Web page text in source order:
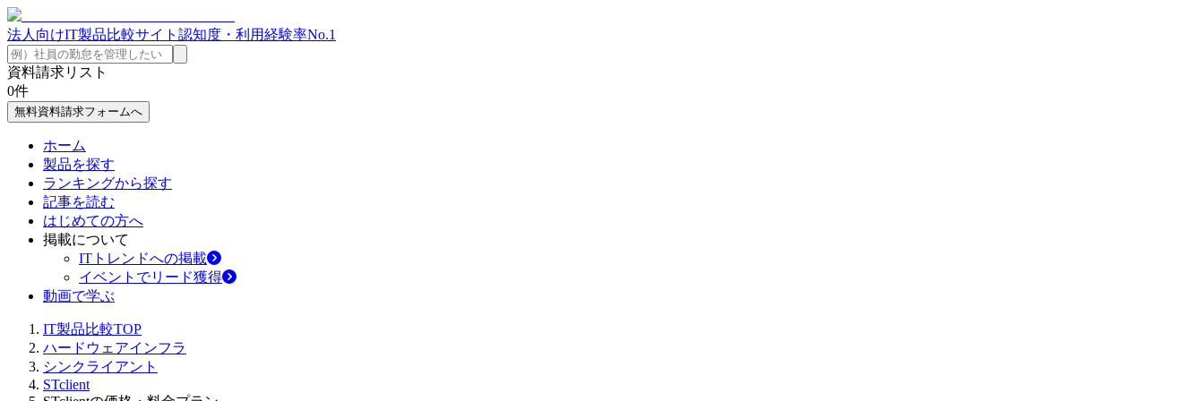
法人向けIT製品比較サイト 認知度・利用経験率No.1
資料請求リスト
0件
無料資料請求フォームへ
ホーム
製品を探す
ランキングから探す
記事を読む
はじめての方へ
掲載について
ITトレンドへの掲載
イベントでリード獲得
動画で学ぶ
IT製品比較TOP
ハードウェアインフラ
シンクライアント
STclient